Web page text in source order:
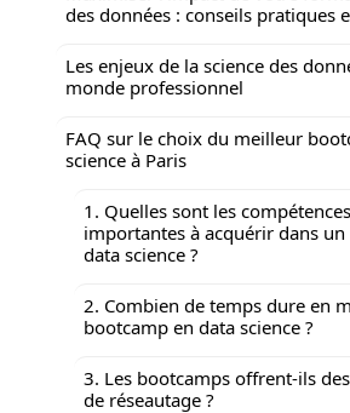
des données : conseils pratiques
Les enjeux de la science des
monde professionnel
FAQ sur le choix du meilleur
science à Paris
1. Quelles sont les
importantes à acquérir dans
data science ?
2. Combien de temps dure en
bootcamp en data science ?
3. Les bootcamps offrent-ils
de réseautage ?